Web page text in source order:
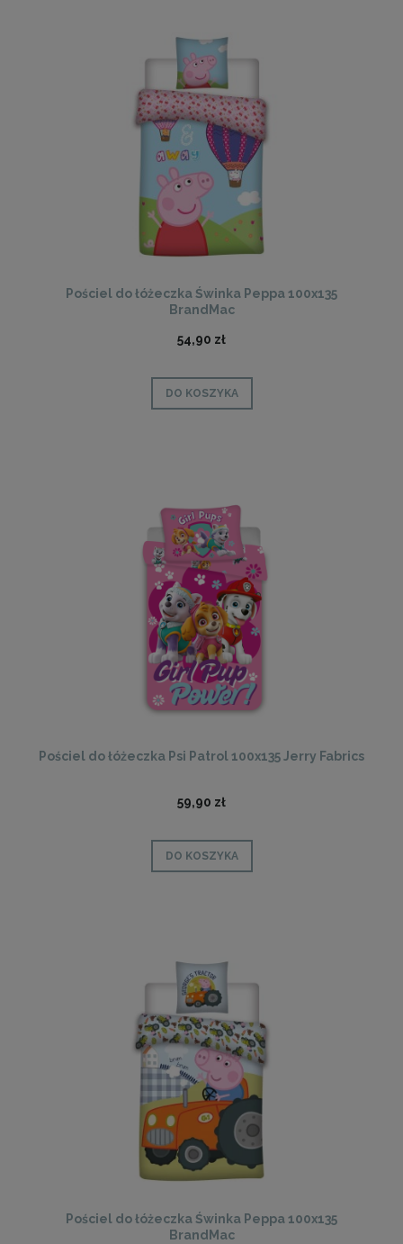
Pościel do łóżeczka Świnka Peppa 100x135
BrandMac
54,90 zł
DO KOSZYKA
Pościel do łóżeczka Psi Patrol 100x135 Jerry Fabrics
59,90 zł
DO KOSZYKA
Pościel do łóżeczka Świnka Peppa 100x135
BrandMac